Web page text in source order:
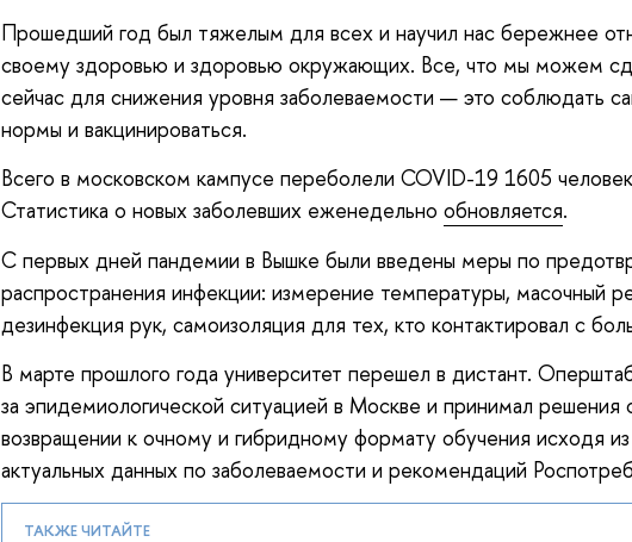
Прошедший год был тяжелым для всех и научил нас бережнее
своему здоровью и здоровью окружающих. Все, что мы можем
сейчас для снижения уровня заболеваемости — это соблюдать
нормы и вакцинироваться.
Всего в московском кампусе переболели COVID-19 1605
Статистика о новых заболевших еженедельно обновляется.
С первых дней пандемии в Вышке были введены меры по
распространения инфекции: измерение температуры, масочный
дезинфекция рук, самоизоляция для тех, кто контактировал с
В марте прошлого года университет перешел в дистант.
за эпидемиологической ситуацией в Москве и принимал решения
возвращении к очному и гибридному формату обучения исходя из
актуальных данных по заболеваемости и рекомендаций
ТАКЖЕ ЧИТАЙТЕ